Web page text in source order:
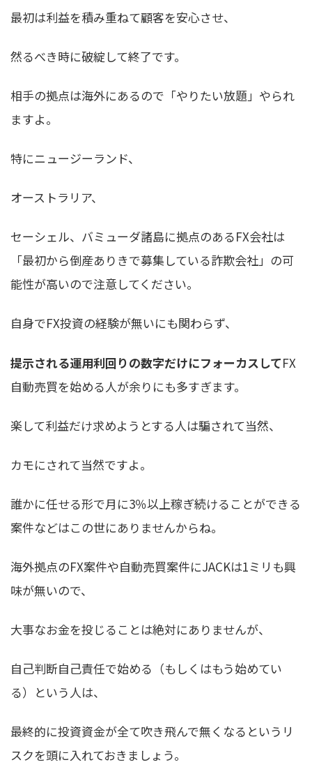
最初は利益を積み重ねて顧客を安心させ、
然るべき時に破綻して終了です。
相手の拠点は海外にあるので「やりたい放題」やられ
ますよ。
特にニュージーランド、
オーストラリア、
セーシェル、バミューダ諸島に拠点のあるFX会社は
「最初から倒産ありきで募集している詐欺会社」の可
能性が高いので注意してください。
自身でFX投資の経験が無いにも関わらず、
提示される運用利回りの数字だけにフォーカスしてFX
自動売買を始める人が余りにも多すぎます。
楽して利益だけ求めようとする人は騙されて当然、
カモにされて当然ですよ。
誰かに任せる形で月に3％以上稼ぎ続けることができる
案件などはこの世にありませんからね。
海外拠点のFX案件や自動売買案件にJACKは1ミリも興
味が無いので、
大事なお金を投じることは絶対にありませんが、
自己判断自己責任で始める（もしくはもう始めてい
る）という人は、
最終的に投資資金が全て吹き飛んで無くなるというリ
スクを頭に入れておきましょう。